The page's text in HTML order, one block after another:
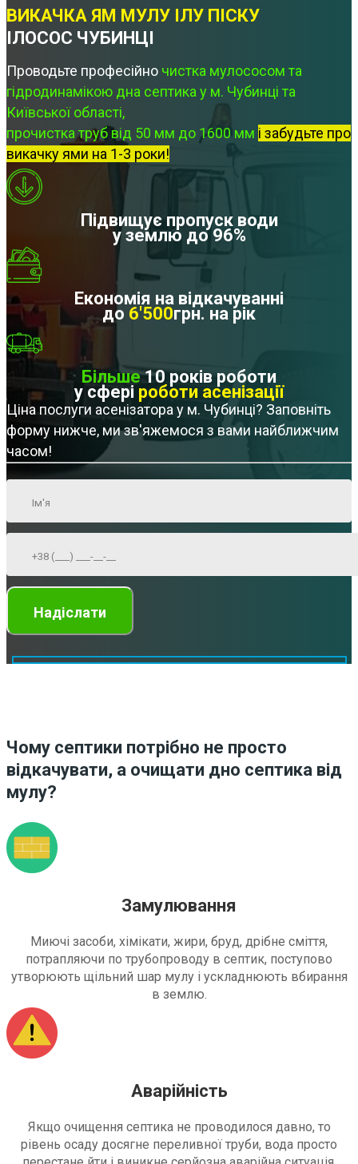
ВИКАЧКА ЯМ МУЛУ ІЛУ ПІСКУ
ІЛОСОС ЧУБИНЦІ
Проводьте професійно чистка мулососом та
гідродинамікою дна септика у м. Чубинці та
Київської області,
прочистка труб від 50 мм до 1600 мм і забудьте про
викачку ями на 1-3 роки!
Підвищує пропуск води
у землю до 96%
Економія на відкачуванні
до 6'500грн. на рік
Більше10 років роботи
у сфері роботи асенізації
Ціна послуги асенізатора у м. Чубинці? Заповніть
форму нижче, ми зв'яжемося з вами найближчим
часом!
Чому септики потрібно не просто
відкачувати, а очищати дно септика від
мулу?
Замулювання
Миючі засоби, хімікати, жири, бруд, дрібне сміття,
потрапляючи по трубопроводу в септик, поступово
утворюють щільний шар мулу і ускладнюють вбирання
в землю.
Аварійність
Якщо очищення септика не проводилося давно, то
рівень осаду досягне переливної труби, вода просто